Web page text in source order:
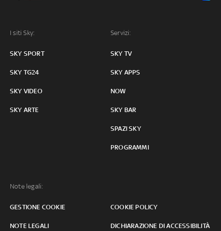
I siti Sky:
SKY SPORT
SKY TG24
SKY VIDEO
SKY ARTE
Servizi:
SKY TV
SKY APPS
NOW
SKY BAR
SPAZI SKY
PROGRAMMI
Note legali:
GESTIONE COOKIE COOKIE POLICY
NOTE LEGALI DICHIARAZIONE DI ACCESSIBILITÀ